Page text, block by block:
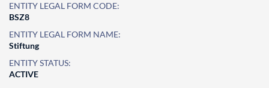
ENTITY LEGAL FORM CODE:
BSZ8
ENTITY LEGAL FORM NAME:
Stiftung
ENTITY STATUS:
ACTIVE